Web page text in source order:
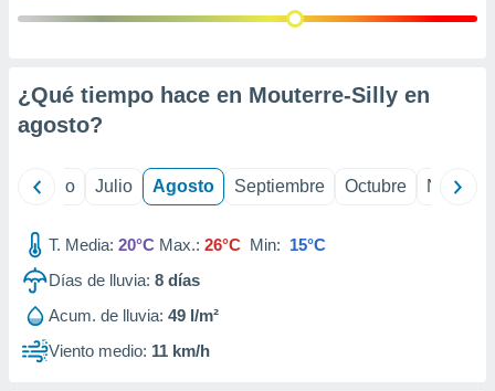
¿Qué tiempo hace en Mouterre-Silly en
agosto?
Junio Julio Agosto Septiembre Octubre
T. Media: 20°C Max.: 26°C Min: 15°C
Días de lluvia: 8 días
Acum. de lluvia: 49 l/m²
Viento medio: 11 km/h